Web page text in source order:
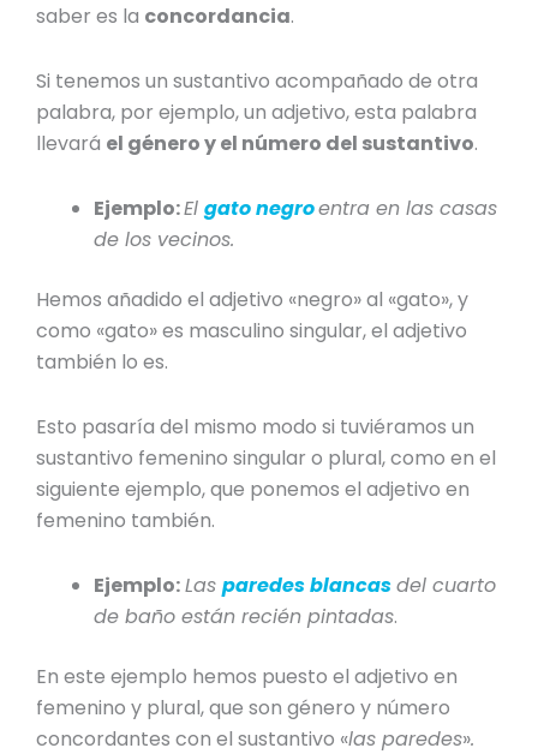
saber es la concordancia.
Si tenemos un sustantivo acompañado de otra
palabra, por ejemplo, un adjetivo, esta palabra
llevará el género y el número del sustantivo.
Ejemplo:Elgato negroentra en las casas
de los vecinos.
Hemos añadido el adjetivo «negro» al «gato», y
como «gato» es masculino singular, el adjetivo
también lo es.
Esto pasaría del mismo modo si tuviéramos un
sustantivo femenino singular o plural, como en el
siguiente ejemplo, que ponemos eladjetivo en
femenino también.
Ejemplo:Lasparedes blancasdel cuarto
de baño están recién pintadas.
En este ejemplo hemos puesto eladjetivo en
femenino y plural,que son género y número
concordantes con el sustantivo «las paredes».